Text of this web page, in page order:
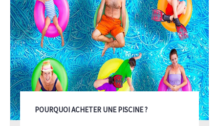
POURQUOI ACHETER UNE PISCINE ?